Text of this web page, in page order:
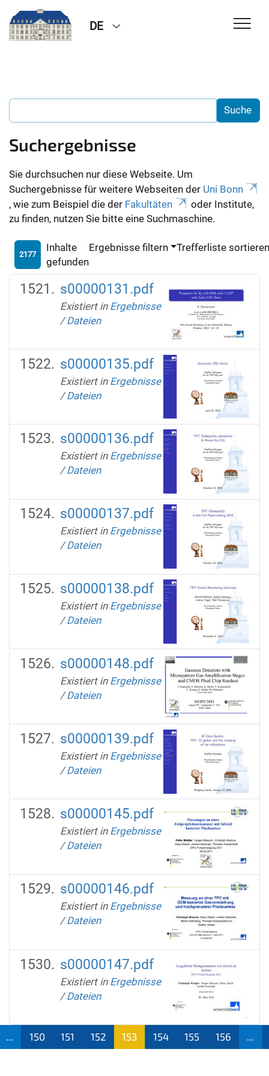
DE
Suchergebnisse
Sie durchsuchen nur diese Webseite. Um
Suchergebnisse für weitere Webseiten der Uni Bonn
, wie zum Beispiel die der Fakultäten
oder Institute,
zu finden, nutzen Sie bitte eine Suchmaschine.
2177
Inhalte
gefunden
Ergebnisse filtern Trefferliste
s00000131.pdf
Existiert in Ergebnisse
/Dateien
s00000135.pdf
Existiert in Ergebnisse
/Dateien
s00000136.pdf
Existiert in Ergebnisse
/Dateien
s00000137.pdf
Existiert in Ergebnisse
/Dateien
s00000138.pdf
Existiert in Ergebnisse
/Dateien
s00000148.pdf
Existiert in Ergebnisse
/Dateien
s00000139.pdf
Existiert in Ergebnisse
/Dateien
s00000145.pdf
Existiert in Ergebnisse
/Dateien
s00000146.pdf
Existiert in Ergebnisse
/Dateien
s00000147.pdf
Existiert in Ergebnisse
/Dateien
... 150 151 152
153
154 155 156 ...